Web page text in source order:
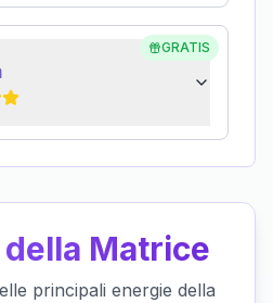
GRATIS
Matrice
principali energie della